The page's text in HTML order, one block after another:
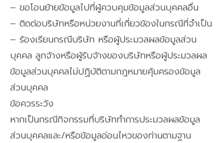
– ขอโอนย้ายข้อมูลไปที่ผู้ควบคุมข้อมูลส่วนบุคคลอื่น
– ติดต่อบริษัทหรือหน่วยงานที่เกี่ยวข้องในกรณีที่จำเป็น
– ร้องเรียนกรณีบริษัท หรือผู้ประมวลผลข้อมูลส่วน
บุคคล ลูกจ้างหรือผู้รับจ้างของบริษัทหรือผู้ประมวลผล
ข้อมูลส่วนบุคคลไม่ปฏิบัติตามกฎหมายคุ้มครองข้อมูล
ส่วนบุคคล
ข้อควรระวัง
หากเป็นกรณีกิจกรรมที่บริษัททำการประมวลผลข้อมูล
ส่วนบุคคลและ/หรือข้อมูลอ่อนไหวของท่านตามฐาน